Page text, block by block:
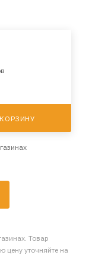
Товар
цену уточняйте на